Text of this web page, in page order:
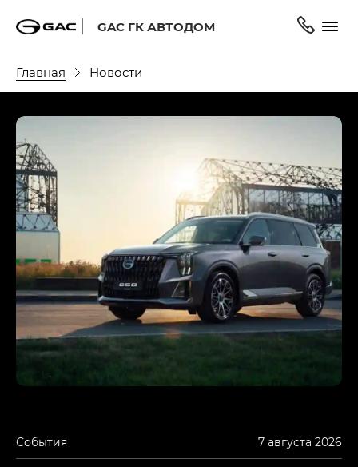
GAC ГК АВТОДОМ
Главная Новости
События 7 августа 2026